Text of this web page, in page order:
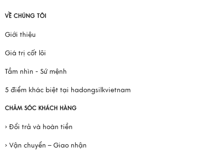
VỀ CHÚNG TÔI
Giới thiệu
Giá trị cốt lõi
Tầm nhìn - Sứ mệnh
5 điểm khác biệt tại hadongsilkvietnam
CHĂM SÓC KHÁCH HÀNG
› Đổi trả và hoàn tiền
› Vận chuyển – Giao nhận